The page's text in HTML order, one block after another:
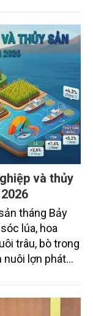
và thủy
tháng Bảy
lúa, hoa
trâu, bò trong
nuôi lợn phát
và sản lượng